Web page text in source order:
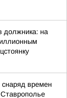
должника: на
снаряд времен